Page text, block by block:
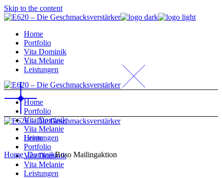
Skip to the content
Home
Portfolio
Vita Dominik
Vita Melanie
Leistungen
Home
Portfolio
Vita Dominik
Vita Melanie
Leistungen
Home
Portfolio
Vita Dominik
Vita Melanie
Leistungen
Home_DominikBoso Mailingaktion